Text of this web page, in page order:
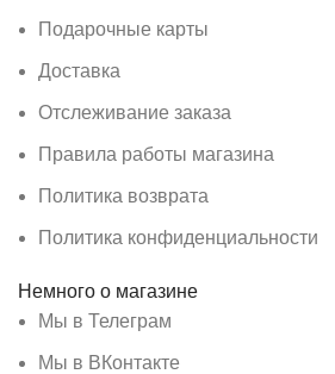
Подарочные карты
Доставка
Отслеживание заказа
Правила работы магазина
Политика возврата
Политика конфиденциальности
Немного о магазине
Мы в Телеграм
Мы в ВКонтакте